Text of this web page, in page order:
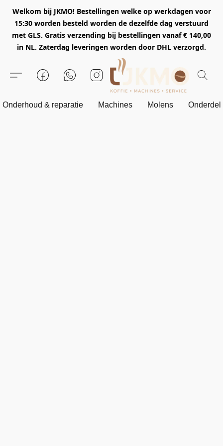
Welkom bij JKMO! Bestellingen welke op werkdagen voor
15:30 worden besteld worden de dezelfde dag verstuurd
met GLS. Gratis verzending bij bestellingen vanaf € 140,00
in NL. Zaterdag leveringen worden door DHL verzorgd.
Onderhoud & reparatie Machines Molens